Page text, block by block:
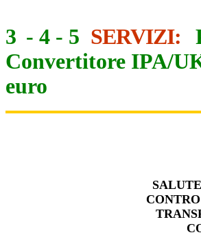
3 - 4 - 5 SERVIZI:
Convertitore IPA/
euro